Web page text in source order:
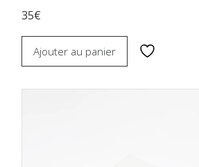
35€
Ajouter au panier